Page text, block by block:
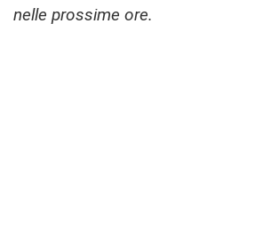
nelle prossime ore.